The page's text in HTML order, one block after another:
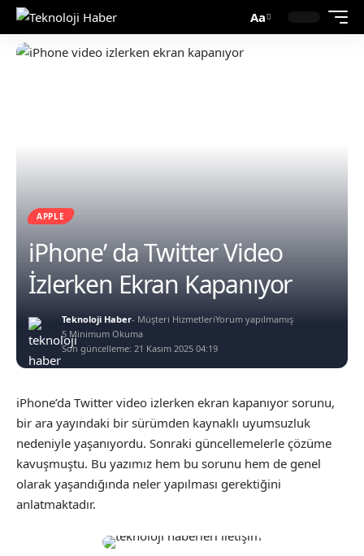
Aa
APPLE
iPhone’ da Twitter Video
İzlerken Ekran Kapanıyor
Son güncelleme: 21 Kasım 2025 04:19
Teknoloji Haber- Müşteri HizmetleriYorum yapılmamış
5 Minimum Okuma
iPhone’da Twitter video izlerken ekran kapanıyor sorunu,
bir ara yayındaki bir sürümden kaynaklı uyumsuzluk
nedeniyle yaşanıyordu. Sonraki güncellemelerle çözüme
kavuşmuştu. Bu yazımız hem bu sorunu hem de genel
olarak yaşandığında neler yapılması gerektiğini
anlatmaktadır.